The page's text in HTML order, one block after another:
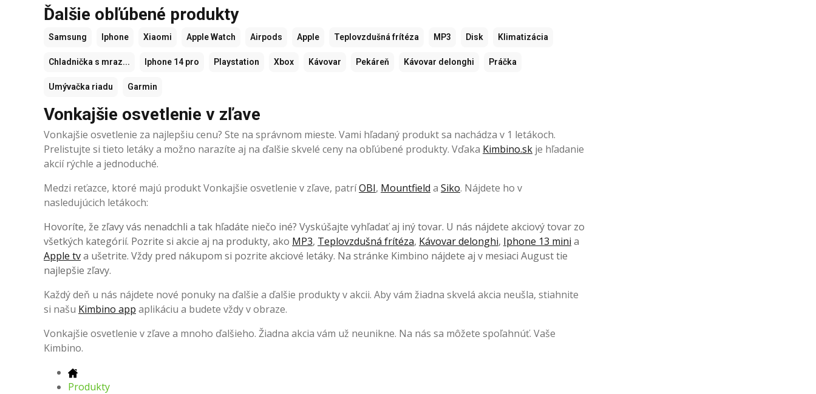
Ďalšie obľúbené produkty
Samsung Iphone Xiaomi Apple Watch Airpods Apple Teplovzdušná frítéza MP3 Disk Klimatizácia
Chladnička s mraz... Iphone 14 pro Playstation Xbox Kávovar Pekáreň Kávovar delonghi Práčka
Umývačka riadu Garmin
Vonkajšie osvetlenie v zľave
Vonkajšie osvetlenie za najlepšiu cenu? Ste na správnom mieste. Vami hľadaný produkt sa nachádza v 1 letákoch.
Prelistujte si tieto letáky a možno narazíte aj na ďalšie skvelé ceny na obľúbené produkty. Vďaka Kimbino.sk je hľadanie
akcií rýchle a jednoduché.
Medzi reťazce, ktoré majú produkt Vonkajšie osvetlenie v zľave, patríOBI, Mountfield a Siko. Nájdete ho v
nasledujúcich letákoch:
Hovoríte, že zľavy vás nenadchli a tak hľadáte niečo iné? Vyskúšajte vyhľadať aj iný tovar. U nás nájdete akciový tovar zo
všetkých kategórií. Pozrite si akcie aj na produkty, ako MP3, Teplovzdušná frítéza, Kávovar delonghi, Iphone 13 mini a
Apple tva ušetrite. Vždy pred nákupom si pozrite akciové letáky. Na stránke Kimbino nájdete aj v mesiaci August tie
najlepšie zľavy.
Každý deň u nás nájdete nové ponuky na ďalšie a ďalšie produkty v akcii. Aby vám žiadna skvelá akcia neušla, stiahnite
si našu Kimbino app aplikáciu a budete vždy v obraze.
Vonkajšie osvetlenie v zľave a mnoho ďalšieho. Žiadna akcia vám už neunikne. Na nás sa môžete spoľahnúť. Vaše
Kimbino.
Produkty